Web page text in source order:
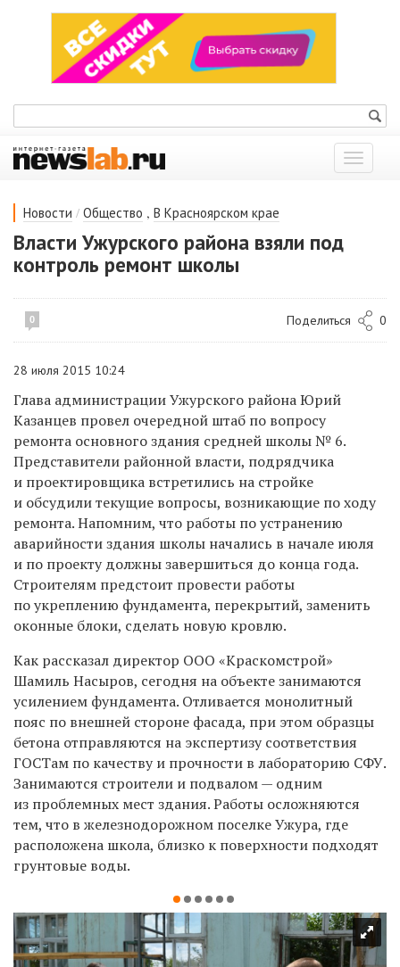
Показать
меню
Новости / Общество , В Красноярском крае
Власти Ужурского района взяли под
контроль ремонт школы
0 Поделиться 0
28 июля 2015 10:24
Глава администрации Ужурского района Юрий
Казанцев провел очередной штаб по вопросу
ремонта основного здания средней школы № 6.
Представители районной власти, подрядчика
и проектировщика встретились на стройке
и обсудили текущие вопросы, возникающие по ходу
ремонта. Напомним, что работы по устранению
аварийности здания школы начались в начале июля
и по проекту должны завершиться до конца года.
Строителям предстоит провести работы
по укреплению фундамента, перекрытий, заменить
оконные блоки, сделать новую кровлю.
Как рассказал директор ООО «Краскомстрой»
Шамиль Насыров, сегодня на объекте занимаются
усилением фундамента. Отливается монолитный
пояс по внешней стороне фасада, при этом образцы
бетона отправляются на экспертизу соответствия
ГОСТам по качеству и прочности в лабораторию СФУ.
Занимаются строители и подвалом — одним
из проблемных мест здания. Работы осложняются
тем, что в железнодорожном поселке Ужура, где
расположена школа, близко к поверхности подходят
грунтовые воды.